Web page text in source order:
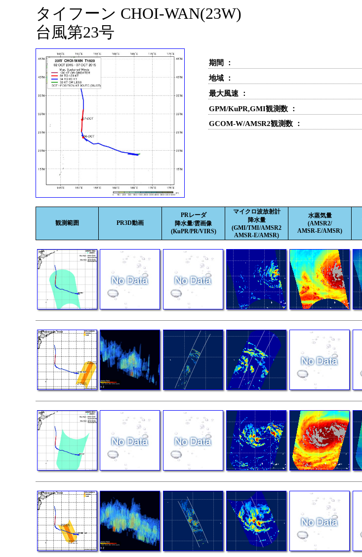
タイフーン CHOI-WAN(23W)
台風第23号
期間 ：
地域 ：
最大風速 ：
GPM/KuPR,GMI観測数 ：
GCOM-W/AMSR2観測数 ：
観測範囲 PR3D動画
PRレーダ
降水量/雲画像
(KuPR/PR/VIRS)
マイクロ波放射計
降水量
(GMI/TMI/AMSR2
AMSR-E/AMSR)
水蒸気量
(AMSR2/
AMSR-E/AMSR)